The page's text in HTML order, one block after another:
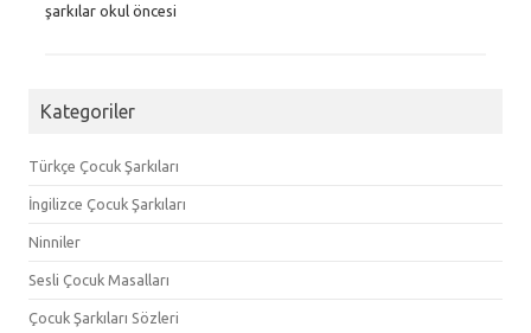
şarkılar okul öncesi
Kategoriler
Türkçe Çocuk Şarkıları
İngilizce Çocuk Şarkıları
Ninniler
Sesli Çocuk Masalları
Çocuk Şarkıları Sözleri